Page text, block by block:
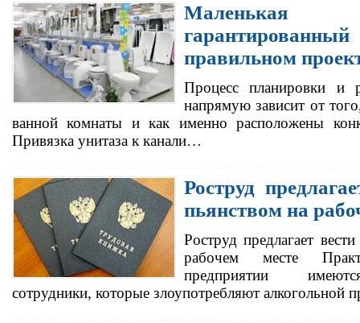
правильном
Процесс планировки и
напрямую зависит от
ванной комнаты и как именно расположены
Привязка унитаза к канали…
Роструд
пьянством на
Роструд предлагает
рабочем месте
предприятии
сотрудники, которые злоупотребляют алкогольной